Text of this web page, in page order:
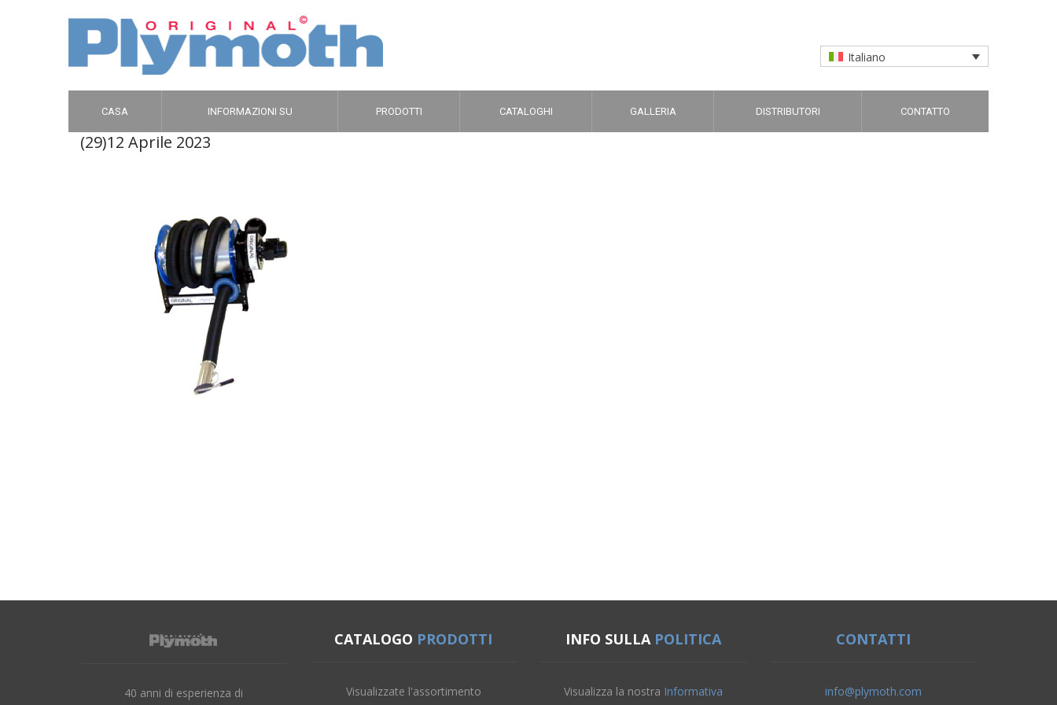
Italiano
CASA INFORMAZIONI SU PRODOTTI CATALOGHI GALLERIA DISTRIBUTORI CONTATTO
(29)12 Aprile 2023
40 anni di esperienza di
CATALOGO PRODOTTI
Visualizzate l'assortimento
INFO SULLA POLITICA
Visualizza la nostra Informativa
CONTATTI
info@plymoth.com